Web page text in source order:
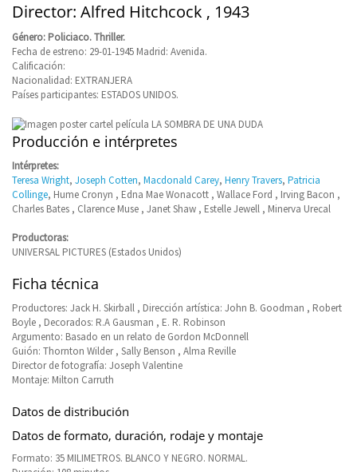
Director: Alfred Hitchcock , 1943
Género: Policiaco. Thriller.
Fecha de estreno: 29-01-1945 Madrid: Avenida.
Calificación:
Nacionalidad: EXTRANJERA
Países participantes: ESTADOS UNIDOS.
Producción e intérpretes
Intérpretes:
Teresa Wright, Joseph Cotten, Macdonald Carey, Henry Travers, Patricia
Collinge, Hume Cronyn , Edna Mae Wonacott , Wallace Ford , Irving Bacon ,
Charles Bates , Clarence Muse , Janet Shaw , Estelle Jewell , Minerva Urecal
Productoras:
UNIVERSAL PICTURES (Estados Unidos)
Ficha técnica
Productores: Jack H. Skirball , Dirección artística: John B. Goodman , Robert
Boyle , Decorados: R.A Gausman , E. R. Robinson
Argumento: Basado en un relato de Gordon McDonnell
Guión: Thornton Wilder , Sally Benson , Alma Reville
Director de fotografía: Joseph Valentine
Montaje: Milton Carruth
Datos de distribución
Datos de formato, duración, rodaje y montaje
Formato: 35 MILIMETROS. BLANCO Y NEGRO. NORMAL.